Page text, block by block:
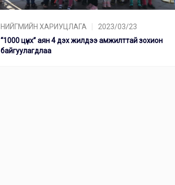
НИЙГМИЙН ХАРИУЦЛАГА
2023/03/23
“1000 цүнх” аян 4 дэх жилдээ амжилттай зохион
байгуулагдлаа